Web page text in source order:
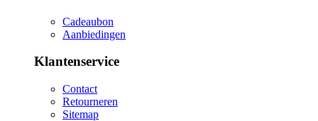
Cadeaubon
Aanbiedingen
Klantenservice
Contact
Retourneren
Sitemap